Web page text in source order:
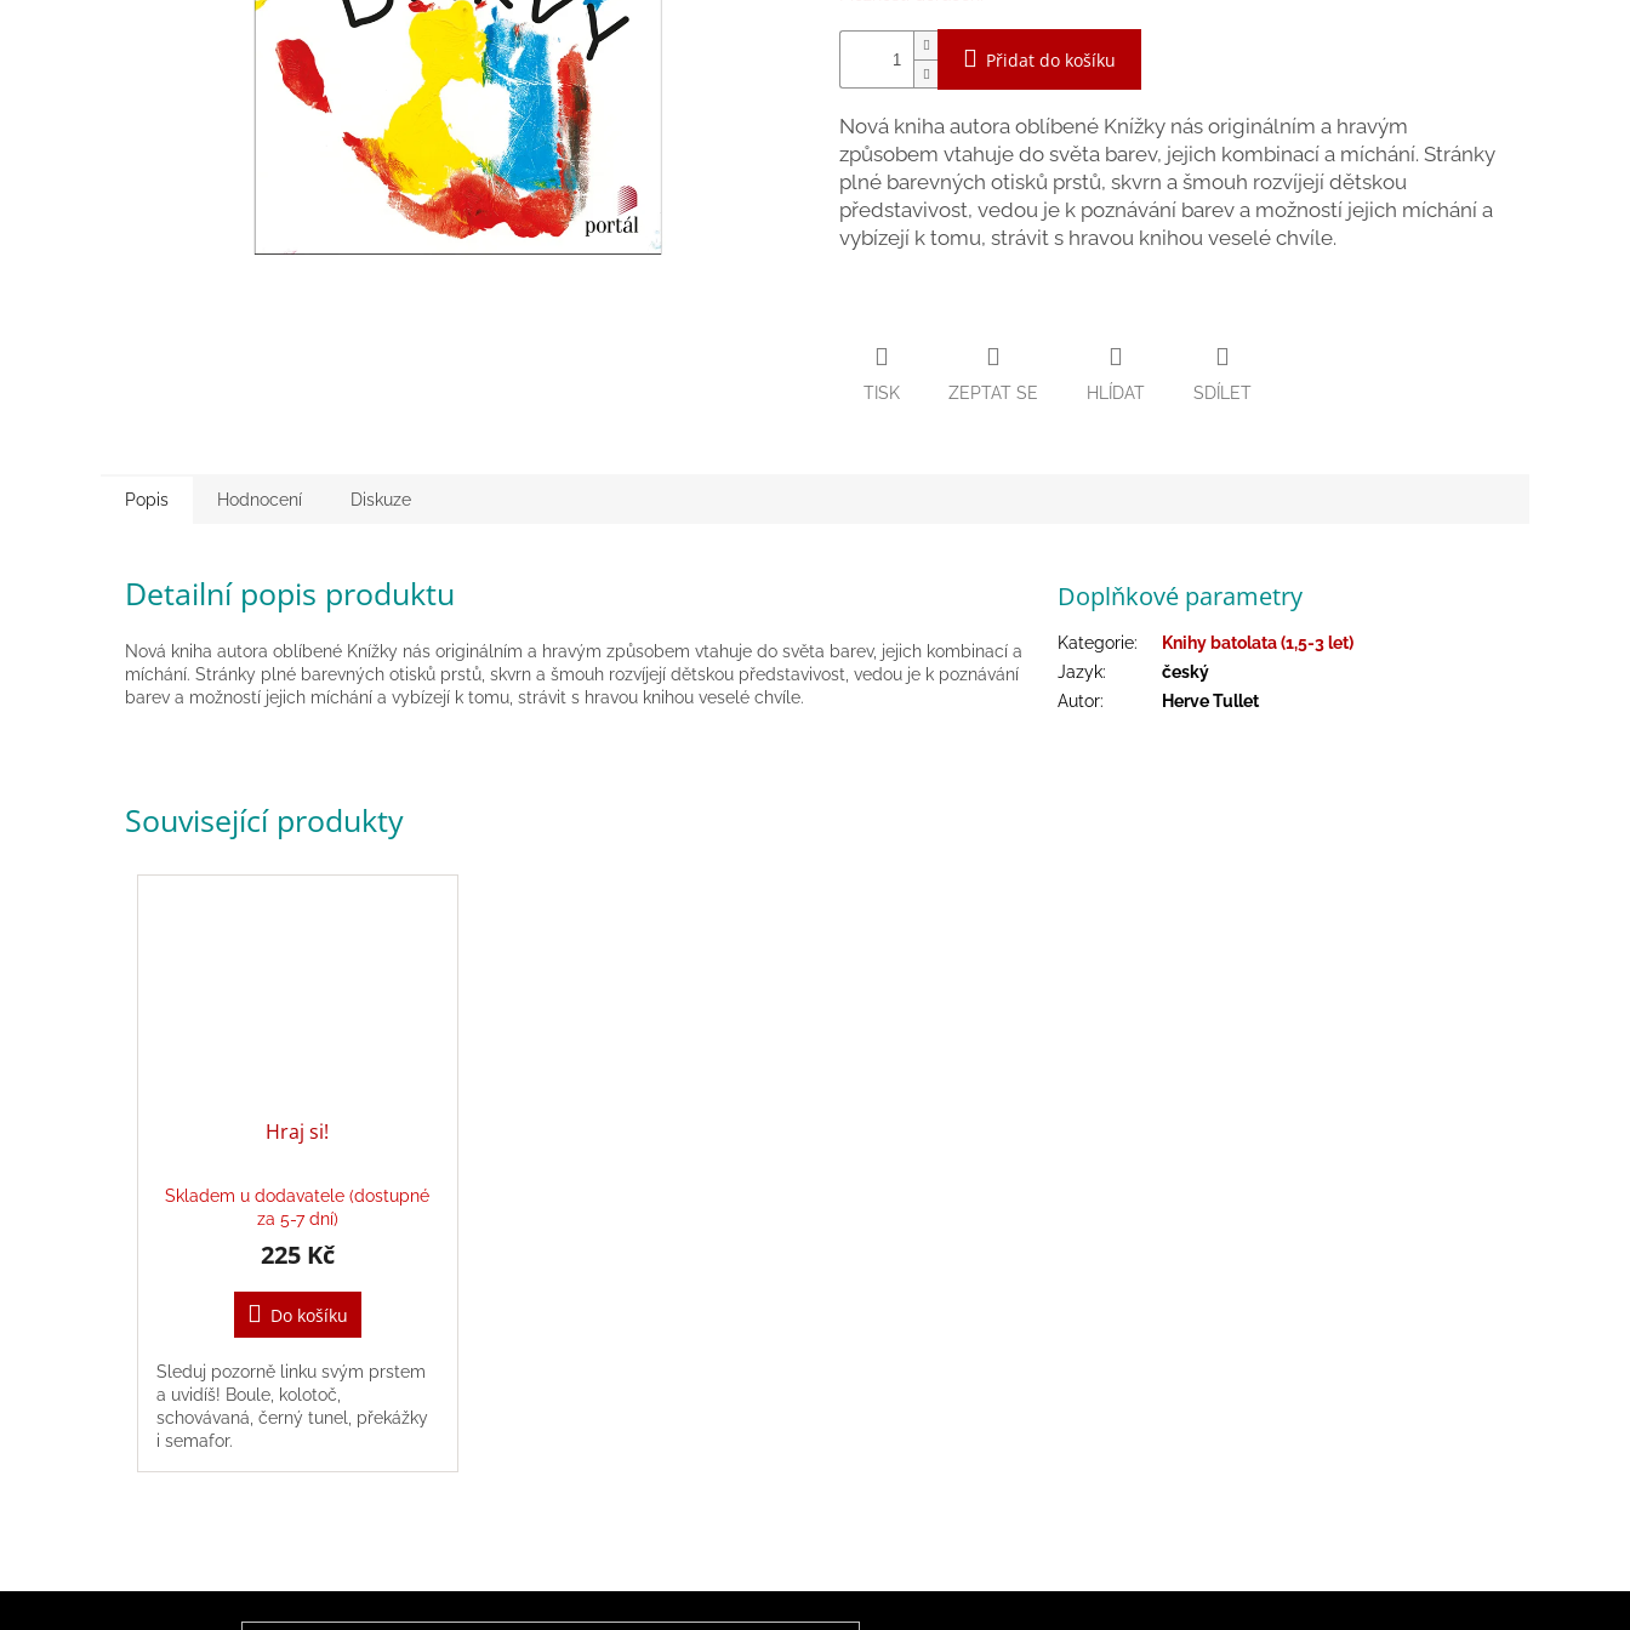
Přidat do košíku
Nová kniha autora oblíbené Knížky nás originálním a hravým
způsobem vtahuje do světa barev, jejich kombinací a míchání. Stránky
plné barevných otisků prstů, skvrn a šmouh rozvíjejí dětskou
představivost, vedou je k poznávání barev a možností jejich míchání a
vybízejí k tomu, strávit s hravou knihou veselé chvíle.
TISK ZEPTAT SE HLÍDAT SDÍLET
Související produkty
Hraj si!
Skladem u dodavatele (dostupné
za 5-7 dní)
225 Kč
Do košíku
Sleduj pozorně linku svým prstem
a uvidíš! Boule, kolotoč,
schovávaná, černý tunel, překážky
i semafor.
Popis Hodnocení Diskuze
Detailní popis produktu
Nová kniha autora oblíbené Knížky nás originálním a hravým způsobem vtahuje do světa barev, jejich kombinací a
míchání. Stránky plné barevných otisků prstů, skvrn a šmouh rozvíjejí dětskou představivost, vedou je k poznávání
barev a možností jejich míchání a vybízejí k tomu, strávit s hravou knihou veselé chvíle.
Doplňkové parametry
Kategorie:
Knihy batolata (1,5-3 let)
Jazyk:
český
Autor: Herve Tullet
Z